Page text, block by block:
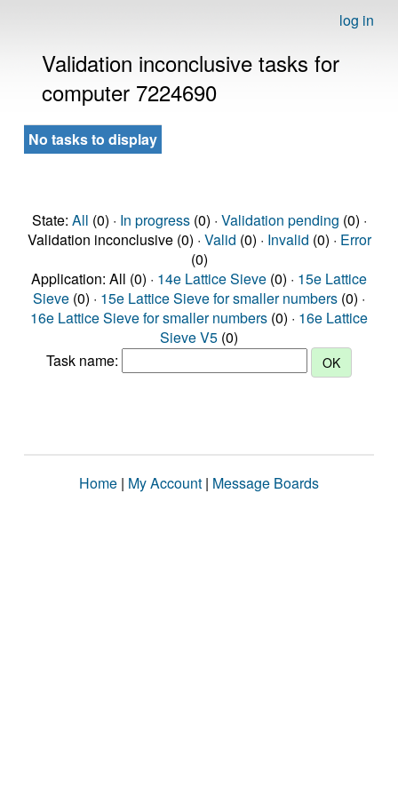
log in
Validation inconclusive tasks for
computer 7224690
No tasks to display
State: All (0) · In progress(0) · Validation pending (0) ·
Validation inconclusive (0) · Valid (0) · Invalid (0) · Error
(0)
Application: All (0) · 14e Lattice Sieve (0) · 15e Lattice
Sieve (0) · 15e Lattice Sieve for smaller numbers (0) ·
16e Lattice Sieve for smaller numbers (0) · 16e Lattice
Sieve V5 (0)
Task name:
Home | My Account | Message Boards